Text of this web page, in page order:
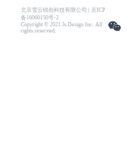
北京雪云锐创科技有限公司 | 京ICP
备16060150号-2
Copyright © 2021 Js.Design Inc. All
rights reserved.